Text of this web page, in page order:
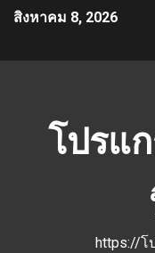
สิงหาคม 8, 2026
โปรแ
https://